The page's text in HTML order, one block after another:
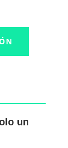
un